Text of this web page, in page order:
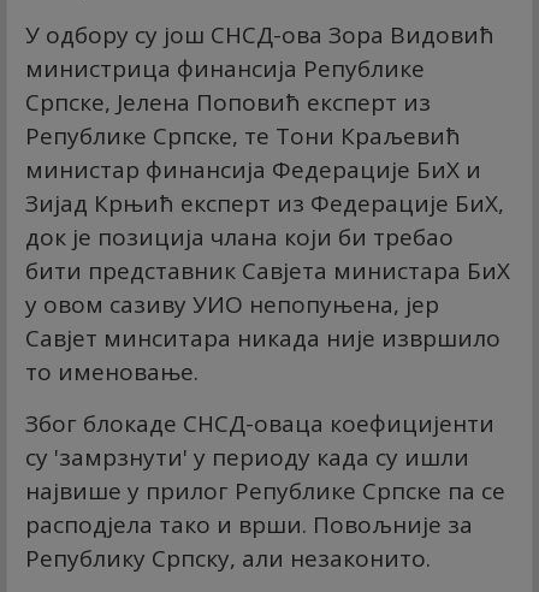
У одбору су још СНСД-ова Зора Видовић
министрица финансија Републике
Српске, Јелена Поповић експерт из
Републике Српске, те Тони Краљевић
министар финансија Федерације БиХ и
Зијад Крњић експерт из Федерације БиХ,
док је позиција члана који би требао
бити представник Савјета министара БиХ
у овом сазиву УИО непопуњена, јер
Савјет минситара никада није извршило
то именовање.
Због блокаде СНСД-оваца коефицијенти
су 'замрзнути' у периоду када су ишли
највише у прилог Републике Српске па се
расподјела тако и врши. Повољније за
Републику Српску, али незаконито.